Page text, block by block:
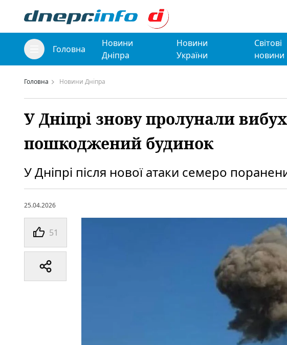
Головна
Новини
Дніпра
Новини
України
Світові
новини
Головна Новини Дніпра
У Дніпрі знову пролунали
пошкоджений будинок
У Дніпрі після нової атаки семеро
25.04.2026
51